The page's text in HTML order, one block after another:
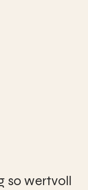
so wertvoll